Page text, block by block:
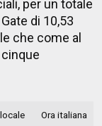
per un totale
di 10,53
che come al
Ora italiana